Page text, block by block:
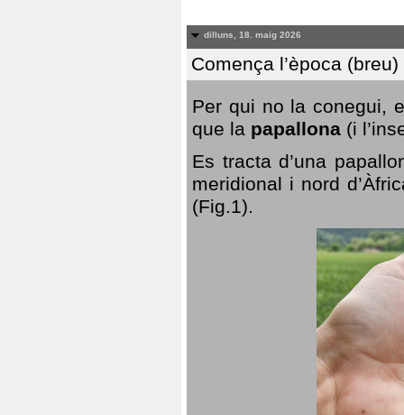
dilluns, 18. maig 2026
Comença l’època
Per qui no la conegui,
que la papallona (i
Es tracta d’una
meridional i nord
(Fig.1).